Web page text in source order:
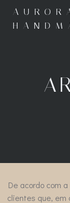
De acordo com
clientes que, em